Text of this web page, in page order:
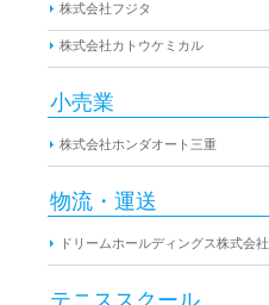
株式会社フジタ
株式会社カトウケミカル
小売業
株式会社ホンダオート三重
物流・運送
ドリームホールディングス株式会社
テニススクール